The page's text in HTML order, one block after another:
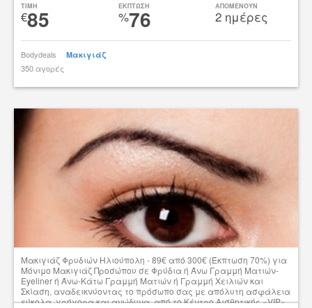
Δες την προσφορά
TIMH
€85 ΕΚΠΤΩΣΗ
%76 ΑΠΟΜΕΝΟΥΝ
2 ημέρες
Bodydeals Μακιγιάζ
350 αγορές
tsibato
Μακιγιάζ Φρυδιών Ηλιούπολη - 89€ από 300€ (Έκπτωση 70%) για
Μόνιμο Μακιγιάζ Προσώπου σε Φρύδια ή Άνω Γραμμή Ματιών-
Eyeliner ή Άνω-Κάτω Γραμμή Ματιών ή Γραμμή Χειλιών και
Σκίαση, αναδεικνύοντας το πρόσωπο σας με απόλυτη ασφάλεια
εύκολα, γρήγορα και ανώδυνα, από το Κέντρο Αισθητικής «VIP»